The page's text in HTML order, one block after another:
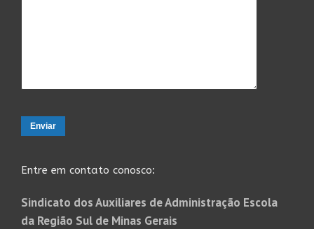
Entre em contato conosco:
Sindicato dos Auxiliares de Administração Escola
da Região Sul de Minas Gerais